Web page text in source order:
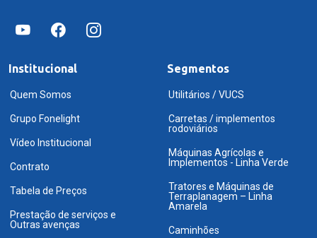
Institucional
Quem Somos
Grupo Fonelight
Vídeo Institucional
Contrato
Tabela de Preços
Prestação de serviços e
Outras avenças
Segmentos
Utilitários / VUCS
Carretas / implementos
rodoviários
Máquinas Agrícolas e
Implementos - Linha Verde
Tratores e Máquinas de
Terraplanagem – Linha
Amarela
Caminhões